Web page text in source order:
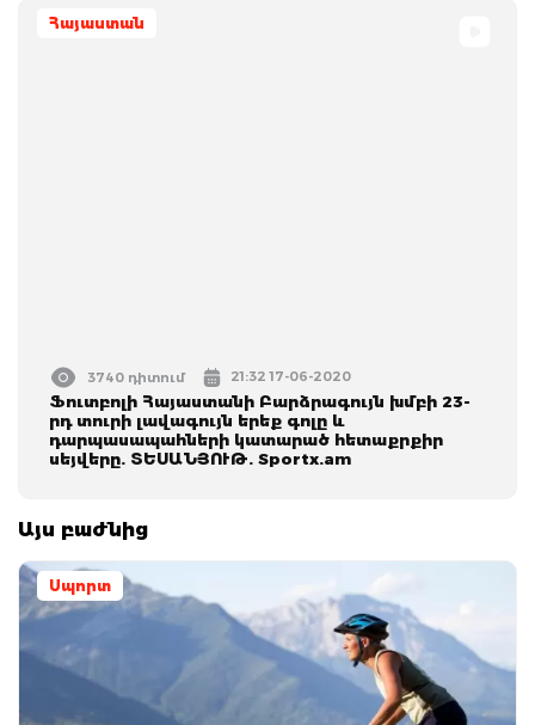
Հայաստան
3740 դիտում 21:32 17-06-2020
Ֆուտբոլի Հայաստանի Բարձրագույն խմբի 23-
րդ տուրի լավագույն երեք գոլը և
դարպասապահների կատարած հետաքրքիր
սեյվերը. ՏԵՍԱՆՅՈՒԹ. Sportx.am
Այս բաժնից
Սպորտ